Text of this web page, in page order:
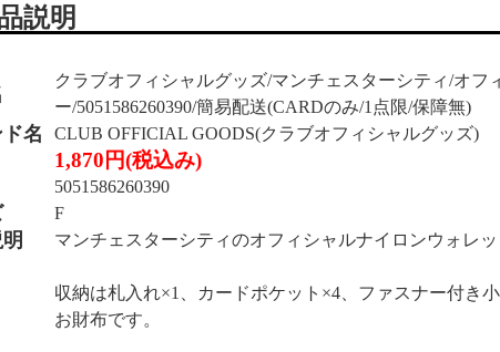
説明
クラブオフィシャルグッズ/マンチェスターシティ/オフ
ー/5051586260390/簡易配送(CARDのみ/1点限/保障無)
名 CLUB OFFICIAL GOODS(クラブオフィシャルグッズ)
1,870円(税込み)
5051586260390
F
マンチェスターシティのオフィシャルナイロンウォレッ
収納は札入れ×1、カードポケット×4、ファスナー付き
お財布です。